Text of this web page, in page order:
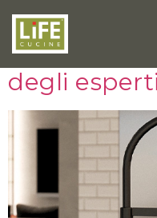
Come
dei tuoi
degli